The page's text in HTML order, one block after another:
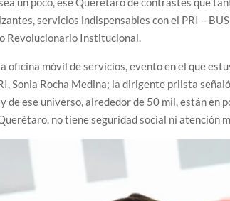
servicios indispensables con el PRI –
Revolucionario Institucional.
oficina móvil de servicios, evento en el que
Sonia Rocha Medina; la dirigente priista
de ese universo, alrededor de 50 mil, están en
no tiene seguridad social ni atención